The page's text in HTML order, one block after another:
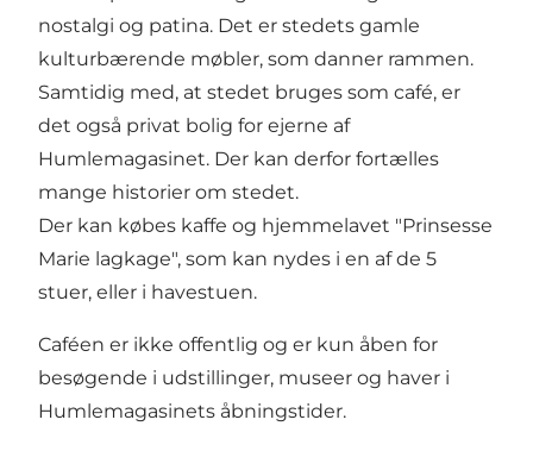
nostalgi og patina. Det er stedets gamle
kulturbærende møbler, som danner rammen.
Samtidig med, at stedet bruges som café, er
det også privat bolig for ejerne af
Humlemagasinet. Der kan derfor fortælles
mange historier om stedet.
Der kan købes kaffe og hjemmelavet "Prinsesse
Marie lagkage", som kan nydes i en af de 5
stuer, eller i havestuen.
Caféen er ikke offentlig og er kun åben for
besøgende i udstillinger, museer og haver i
Humlemagasinets åbningstider.